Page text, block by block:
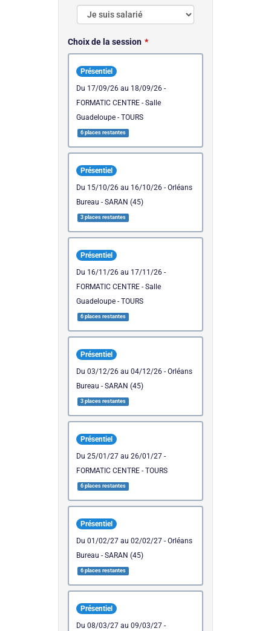
Choix de la session
Présentiel
du 17/09/26 au 18/09/26 -
FORMATIC CENTRE - Salle
Guadeloupe - TOURS
6 places restantes
Présentiel
du 15/10/26 au 16/10/26 - Orléans
Bureau - SARAN (45)
3 places restantes
Présentiel
du 16/11/26 au 17/11/26 -
FORMATIC CENTRE - Salle
Guadeloupe - TOURS
6 places restantes
Présentiel
du 03/12/26 au 04/12/26 - Orléans
Bureau - SARAN (45)
3 places restantes
Présentiel
du 25/01/27 au 26/01/27 -
FORMATIC CENTRE - TOURS
6 places restantes
Présentiel
du 01/02/27 au 02/02/27 - Orléans
Bureau - SARAN (45)
6 places restantes
Présentiel
du 08/03/27 au 09/03/27 -